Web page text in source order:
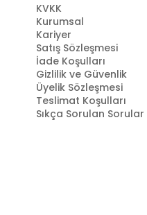
KVKK
Kurumsal
Kariyer
Satış Sözleşmesi
İade Koşulları
Gizlilik ve Güvenlik
Üyelik Sözleşmesi
Teslimat Koşulları
Sıkça Sorulan Sorular